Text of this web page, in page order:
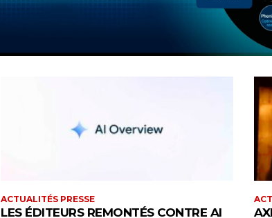
ACTUALITÉS PRESSE
LES ÉDITEURS REMONTÉS CONTRE AI